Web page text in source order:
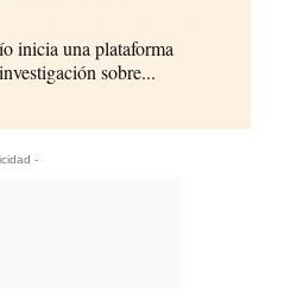
inicia una plataforma
sobre...
-